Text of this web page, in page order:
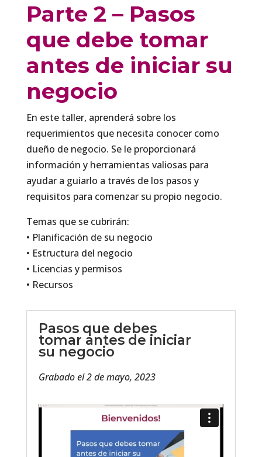
Parte 2 – Pasos
que debe tomar
antes de iniciar su
negocio
En este taller, aprenderá sobre los
requerimientos que necesita conocer como
dueño de negocio. Se le proporcionará
información y herramientas valiosas para
ayudar a guiarlo a través de los pasos y
requisitos para comenzar su propio negocio.
Temas que se cubrirán:
• Planificación de su negocio
• Estructura del negocio
• Licencias y permisos
• Recursos
Pasos que debes
tomar antes de iniciar
su negocio
Grabado el 2 de mayo, 2023